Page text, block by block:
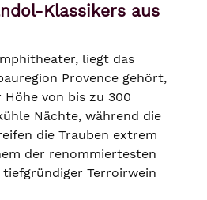
Klassikers aus
liegt das
Provence gehört,
Höhe von bis zu 300
Nächte, während die
die Trauben extrem
der renommiertesten
Terroirwein